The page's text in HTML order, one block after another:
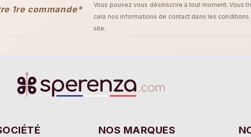
1re commande*
Vous pouvez vous désinscrire à tout moment. Vous
cela nos informations de contact dans les conditions
site.
NOS MARQUES